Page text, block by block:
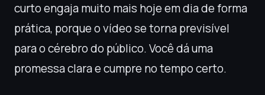
curto engaja muito mais hoje em dia de forma
prática, porque o vídeo se torna previsível
para o cérebro do público. Você dá uma
promessa clara e cumpre no tempo certo.